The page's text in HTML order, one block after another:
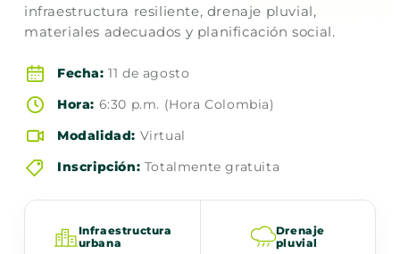
infraestructura resiliente, drenaje pluvial,
materiales adecuados y planificación social.
Fecha: 11 de agosto
Hora: 6:30 p.m. (Hora Colombia)
Modalidad: Virtual
Inscripción: Totalmente gratuita
Infraestructura
urbana
Drenaje
pluvial